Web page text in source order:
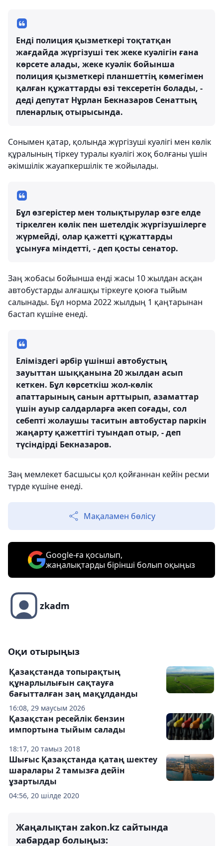
Енді полиция қызметкері тоқтатқан
жағдайда жүргізуші тек жеке куәлігін ғана
көрсете алады, жеке куәлік бойынша
полиция қызметкері планшеттің көмегімен
қалған құжаттарды өзі тексеретін болады, -
деді депутат Нұрлан Бекназаров Сенаттың
пленарлық отырысында.
Сонымен қатар, қолында жүргізуші куәлігі мен көлік
құралының тіркеу туралы куәлігі жоқ болғаны үшін
әкімшілік жауапкершілік те жойылады.
Бұл өзгерістер мен толықтырулар өзге елде
тіркелген көлік пен шетелдік жүргізушілерге
жүрмейді, олар қажетті құжаттарды
ұсынуға міндетті, - деп қосты сенатор.
Заң жобасы бойынша енді жасы 10 жылдан асқан
автобустарды алғашқы тіркеуге қоюға тыйым
салынады. Бұл норма 2022 жылдың 1 қаңтарынан
бастап күшіне енеді.
Еліміздегі әрбір үшінші автобустың
зауыттан шыққанына 20 жылдан асып
кеткен. Бұл көрсеткіш жол-көлік
апаттарының санын арттырып, азаматтар
үшін ауыр салдарларға әкеп соғады, сол
себепті жолаушы таситын автобустар паркін
жаңарту қажеттігі туындап отыр, - деп
түсіндірді Бекназаров.
Заң мемлекет басшысы қол қойғаннан кейін ресми
түрде күшіне енеді.
Мақаламен бөлісу
Google-ға қосылып,
жаңалықтарды бірінші болып оқыңыз
zkadm
Оқи отырыңыз
16:08, 29 маусым 2026
Қазақстанда топырақтың
құнарлылығын сақтауға
бағытталған заң мақұлданды
18:17, 20 тамыз 2018
Қазақстан ресейлік бензин
импортына тыйым салады
04:56, 20 шілде 2020
Шығыс Қазақстанда қатаң шектеу
шаралары 2 тамызға дейін
ұзартылды
Жаңалықтан zakon.kz сайтында
хабардар болыңыз: